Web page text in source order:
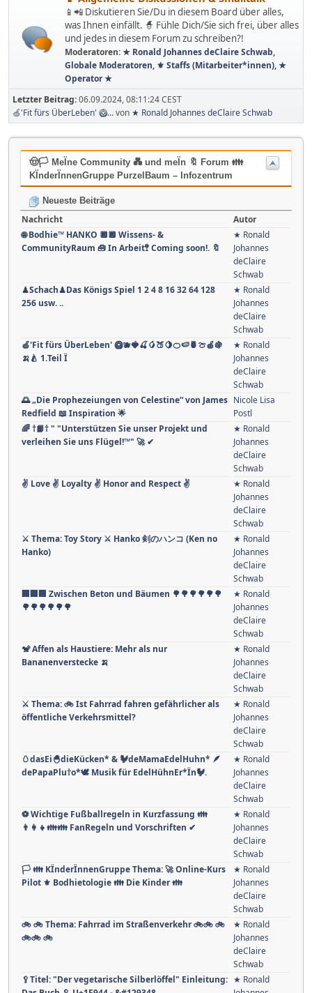
⚜ Board ⚔ SMF Forum bodhie.eu ★ 📚 Akademie
Bodhietologie ⚜ ⚜ Bodhie Schule ⛪ Board ⚔ My Bodhie Community
Schule (akademos.at)
📱 Allgemeine Diskussionen & Smalltalk
📱📲 Diskutieren Sie/Du in diesem Board über alles,
was Ihnen einfällt. 🧙 Fühle Dich/Sie sich frei, über alles
und jedes in diesem Forum zu schreiben?!
Moderatoren:★ Ronald Johannes deClaire Schwab
Letzter Beitrag: 06.09.2024, 08:11:24 CEST
🍏'Fit fürs ÜberLeben' 🥝...von★ Ronald Johannes deClaire Schwab
🤠🏳 MeÏne Community 💑 und meÏn 🔖 Forum 👪
KÏnderÏnnenGruppe PurzelBaum – Infozentrum
Nachricht
Autor
🌐 Bodhie™ HANKO 🔲🔲 Wissens- &
★ Ronald
Johannes
deClaire
Schwab
♟Schach♟Das Königs Spiel 1 2 4 8 16 32 64 128
★ Ronald
Johannes
deClaire
Schwab
🍏'Fit fürs ÜberLeben' 🥝🫐🍓🍒🥭🍑🍋🍊🍉🍍🍈🍎🍇
🍌🍐 1.Teil Ï
★ Ronald
Johannes
deClaire
Schwab
Redfield 📖 Inspiration 🌟
Nicole Lisa
Postl
★ Ronald
Johannes
deClaire
Schwab
✌ Love ✌️ Loyalty ✌️ Honor and Respect ✌️
★ Ronald
Johannes
deClaire
Schwab
⚔ Thema: Toy Story ⚔ Hanko 剣のハンコ (Ken no
★ Ronald
Johannes
deClaire
Schwab
🏢🏢🏢 Zwischen Beton und Bäumen 🌳🌳🌳🌳🌳🌳
★ Ronald
Johannes
deClaire
Schwab
🐒 Affen als Haustiere: Mehr als nur
★ Ronald
Johannes
deClaire
Schwab
⚔ Thema: 🚲 Ist Fahrrad fahren gefährlicher als
★ Ronald
Johannes
deClaire
Schwab
🥚dasEi🐣dieKücken* & 🐓deMamaEdelHuhn* 🪶
★ Ronald
Johannes
deClaire
Schwab
⚽️ Wichtige Fußballregeln in Kurzfassung 👪
★ Ronald
Johannes
deClaire
Schwab
🏳 👪 KÏnderÏnnenGruppe Thema: 🚀 Online-Kurs
★ Ronald
Johannes
deClaire
Schwab